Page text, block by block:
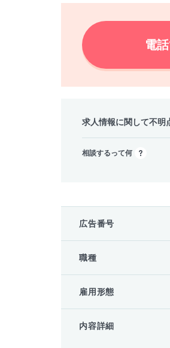
電
求人情報に関して不明
相談するって何
広告番号
職種
雇用形態
内容詳細